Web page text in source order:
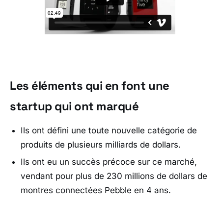
Les éléments qui en font une
startup qui ont marqué
Ils ont défini une toute nouvelle catégorie de
produits de plusieurs milliards de dollars.
Ils ont eu un succès précoce sur ce marché,
vendant pour plus de 230 millions de dollars de
montres connectées Pebble en 4 ans.